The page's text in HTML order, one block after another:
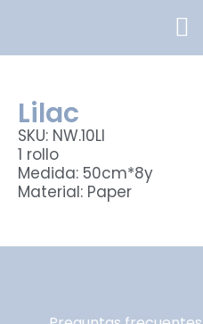
Lilac
SKU: NW.10LI
1 rollo
Medida: 50cm*8y
Material: Paper